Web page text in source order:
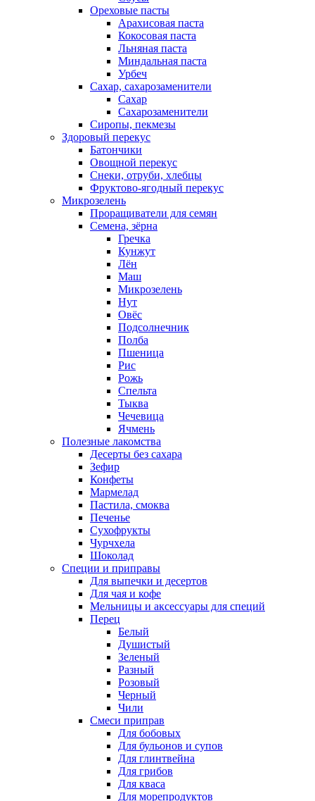
Ореховые пасты
Арахисовая паста
Кокосовая паста
Льняная паста
Миндальная паста
Урбеч
Сахар, сахарозаменители
Сахар
Сахарозаменители
Сиропы, пекмезы
Здоровый перекус
Батончики
Овощной перекус
Снеки, отруби, хлебцы
Фруктово-ягодный перекус
Микрозелень
Проращиватели для семян
Семена, зёрна
Гречка
Кунжут
Лён
Маш
Микрозелень
Нут
Овёс
Подсолнечник
Полба
Пшеница
Рис
Рожь
Спельта
Тыква
Чечевица
Ячмень
Полезные лакомства
Десерты без сахара
Зефир
Конфеты
Мармелад
Пастила, смоква
Печенье
Сухофрукты
Чурчхела
Шоколад
Специи и приправы
Для выпечки и десертов
Для чая и кофе
Мельницы и аксессуары для специй
Перец
Белый
Душистый
Зеленый
Разный
Розовый
Черный
Чили
Смеси приправ
Для бобовых
Для бульонов и супов
Для глинтвейна
Для грибов
Для кваса
Для морепродуктов